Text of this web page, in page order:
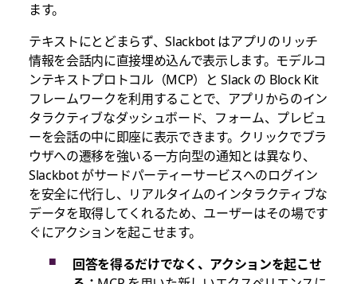
ます。
テキストにとどまらず、Slackbot はアプリのリッチ
情報を会話内に直接埋め込んで表示します。モデルコ
ンテキストプロトコル（MCP）と Slack の Block Kit
フレームワークを利用することで、アプリからのイン
タラクティブなダッシュボード、フォーム、プレビュ
ーを会話の中に即座に表示できます。クリックでブラ
ウザへの遷移を強いる一方向型の通知とは異なり、
Slackbot がサードパーティーサービスへのログイン
を安全に代行し、リアルタイムのインタラクティブな
データを取得してくれるため、ユーザーはその場です
ぐにアクションを起こせます。
回答を得るだけでなく、アクションを起こせ